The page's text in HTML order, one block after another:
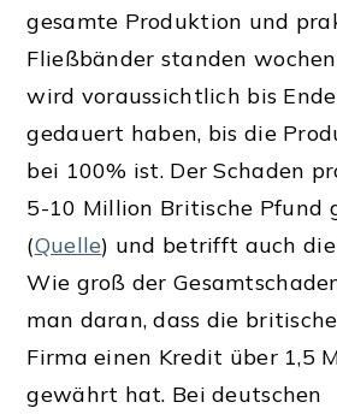
gesamte Produktion und
Fließbänder standen
wird voraussichtlich bis
gedauert haben, bis die
bei 100% ist. Der Schaden
5-10 Million Britische Pfund
(Quelle) und betrifft auch
Wie groß der
man daran, dass die
Firma einen Kredit über 1,5
gewährt hat. Bei deutschen